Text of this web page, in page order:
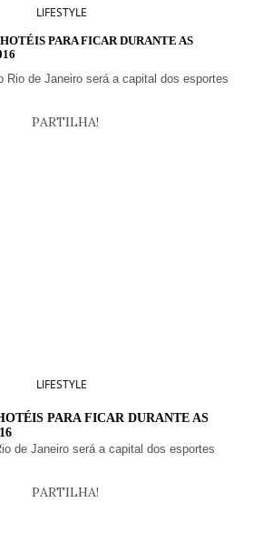
LIFESTYLE
PARA FICAR DURANTE AS
Rio de Janeiro será a capital dos esportes
PARTILHA!
LIFESTYLE
PARA FICAR DURANTE AS
de Janeiro será a capital dos esportes
PARTILHA!